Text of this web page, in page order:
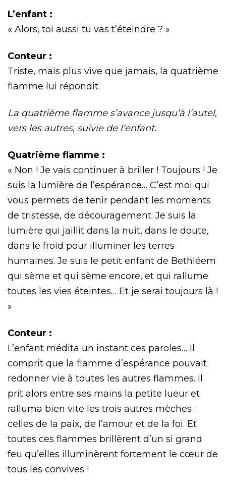
L’enfant :
« Alors, toi aussi tu vas t’éteindre ? »
Conteur :
Triste, mais plus vive que jamais, la quatrième
flamme lui répondit.
La quatrième flamme s’avance jusqu’à l’autel,
vers les autres, suivie de l’enfant.
Quatrième flamme :
« Non ! Je vais continuer à briller ! Toujours ! Je
suis la lumière de l’espérance… C’est moi qui
vous permets de tenir pendant les moments
de tristesse, de découragement. Je suis la
lumière qui jaillit dans la nuit, dans le doute,
dans le froid pour illuminer les terres
humaines. Je suis le petit enfant de Bethléem
qui sème et qui sème encore, et qui rallume
toutes les vies éteintes… Et je serai toujours là !
»
Conteur :
L’enfant médita un instant ces paroles… Il
comprit que la flamme d’espérance pouvait
redonner vie à toutes les autres flammes. Il
prit alors entre ses mains la petite lueur et
ralluma bien vite les trois autres mèches :
celles de la paix, de l’amour et de la foi. Et
toutes ces flammes brillèrent d’un si grand
feu qu’elles illuminèrent fortement le cœur de
tous les convives !